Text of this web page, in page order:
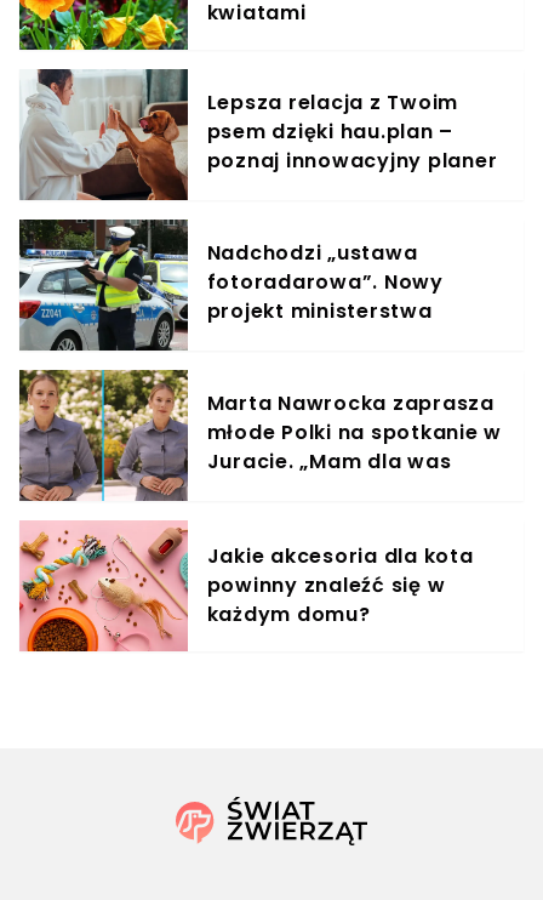
kwiatami
Lepsza relacja z Twoim
psem dzięki hau.plan –
poznaj innowacyjny planer
Nadchodzi „ustawa
fotoradarowa”. Nowy
projekt ministerstwa
Marta Nawrocka zaprasza
młode Polki na spotkanie w
Juracie. „Mam dla was
Jakie akcesoria dla kota
powinny znaleźć się w
każdym domu?